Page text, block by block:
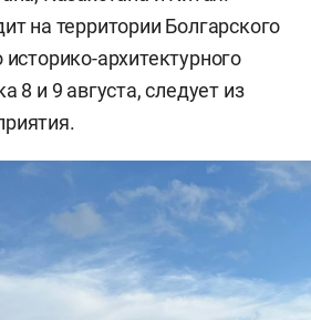
на территории Болгарского
историко-архитектурного
8 и 9 августа, следует из